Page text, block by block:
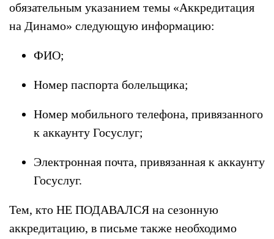
обязательным указанием темы «Аккредитация
на Динамо» следующую информацию:
ФИО;
Номер паспорта болельщика;
Номер мобильного телефона, привязанного
к аккаунту Госуслуг;
Электронная почта, привязанная к аккаунту
Госуслуг.
Тем, кто НЕ ПОДАВАЛСЯ на сезонную
аккредитацию, в письме также необходимо